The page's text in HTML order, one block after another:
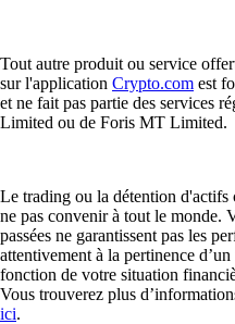
Tout autre produit ou service
sur l'application Crypto.com est
et ne fait pas partie des services
Limited ou de Foris MT Limited.
Le trading ou la détention d'actifs
ne pas convenir à tout le monde.
passées ne garantissent pas les
attentivement à la pertinence
fonction de votre situation
Vous trouverez plus
ici.